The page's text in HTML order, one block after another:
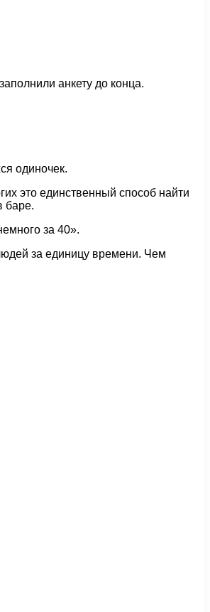
анкету до конца.
одиночек.
это единственный способ найти
баре.
за 40».
за единицу времени. Чем